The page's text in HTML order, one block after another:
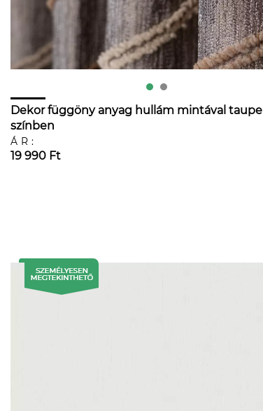
Dekor függöny anyag hullám mintával taupe
színben
ÁR:
19 990 Ft